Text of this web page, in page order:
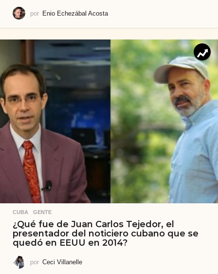
por Enio Echezábal Acosta
CUBA ,GENTE
¿Qué fue de Juan Carlos Tejedor, el
presentador del noticiero cubano que se
quedó en EEUU en 2014?
por Ceci Villanelle